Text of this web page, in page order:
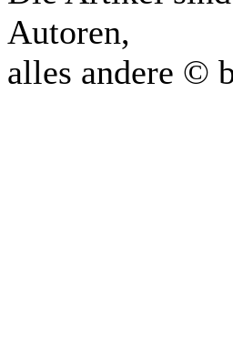
Autoren,
alles andere ©